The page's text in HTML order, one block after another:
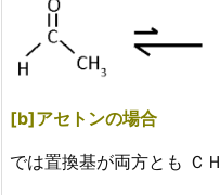
[b]アセトンの場合
では置換基が両方とも ＣＨ